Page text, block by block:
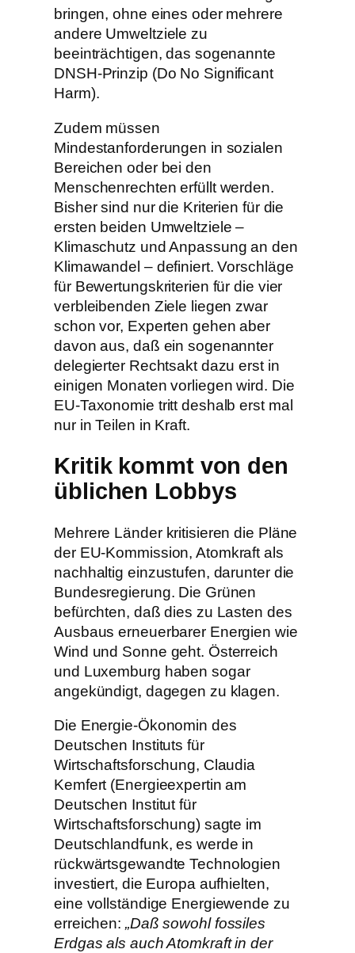
bringen, ohne eines oder mehrere
andere Umweltziele zu
beeinträchtigen, das sogenannte
DNSH-Prinzip (Do No Significant
Harm).
Zudem müssen
Mindestanforderungen in sozialen
Bereichen oder bei den
Menschenrechten erfüllt werden.
Bisher sind nur die Kriterien für die
ersten beiden Umweltziele –
Klimaschutz und Anpassung an den
Klimawandel – definiert. Vorschläge
für Bewertungskriterien für die vier
verbleibenden Ziele liegen zwar
schon vor, Experten gehen aber
davon aus, daß ein sogenannter
delegierter Rechtsakt dazu erst in
einigen Monaten vorliegen wird. Die
EU-Taxonomie tritt deshalb erst mal
nur in Teilen in Kraft.
Kritik kommt von den
üblichen Lobbys
Mehrere Länder kritisieren die Pläne
der EU-Kommission, Atomkraft als
nachhaltig einzustufen, darunter die
Bundesregierung. Die Grünen
befürchten, daß dies zu Lasten des
Ausbaus erneuerbarer Energien wie
Wind und Sonne geht. Österreich
und Luxemburg haben sogar
angekündigt, dagegen zu klagen.
Die Energie-Ökonomin des
Deutschen Instituts für
Wirtschaftsforschung, Claudia
Kemfert (Energieexpertin am
Deutschen Institut für
Wirtschaftsforschung) sagte im
Deutschlandfunk, es werde in
rückwärtsgewandte Technologien
investiert, die Europa aufhielten,
eine vollständige Energiewende zu
erreichen: „Daß sowohl fossiles
Erdgas als auch Atomkraft in der